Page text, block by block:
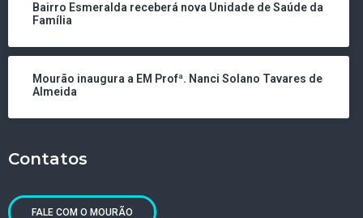
Bairro Esmeralda receberá nova Unidade de Saúde da
Família
Mourão inaugura a EM Profª. Nanci Solano Tavares de
Almeida
Contatos
FALE COM O MOURÃO